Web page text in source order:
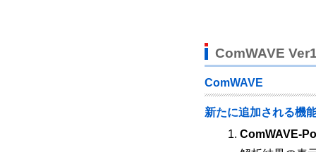
ComWAVE
ComWAVE
新たに追加される機
ComWAVE-